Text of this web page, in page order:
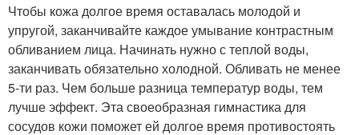
Чтобы кожа долгое время оставалась молодой и
упругой, заканчивайте каждое умывание контрастным
обливанием лица. Начинать нужно с теплой воды,
заканчивать обязательно холодной. Обливать не менее
5-ти раз. Чем больше разница температур воды, тем
лучше эффект. Эта своеобразная гимнастика для
сосудов кожи поможет ей долгое время противостоять